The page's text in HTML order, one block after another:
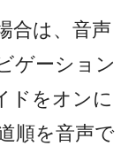
合は、音声
ゲーション
ドをオンに
順を音声で